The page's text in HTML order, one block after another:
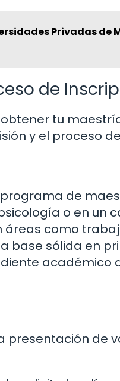
Privadas de
de
tu
y el proceso
de
o en un
como
sólida en
académico
presentación de